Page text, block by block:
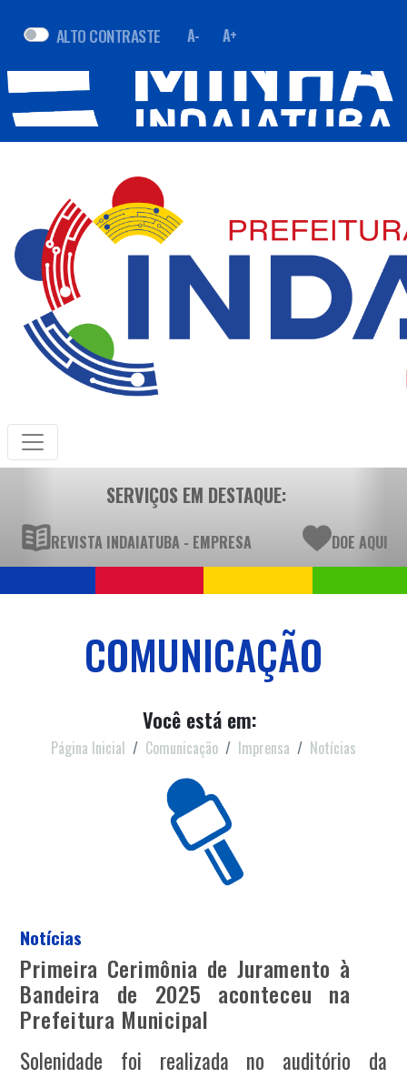
ALTO CONTRASTE A- A+
SERVIÇOS EM DESTAQUE:
REVISTA INDAIATUBA - EMPRESA DOE AQUI
COMUNICAÇÃO
Você está em:
Página Inicial Comunicação Imprensa Notícias
Notícias
Primeira Cerimônia de Juramento à
Bandeira de 2025 aconteceu na
Prefeitura Municipal
Solenidade foi realizada no auditório da